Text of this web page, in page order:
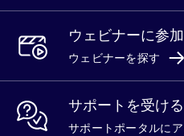
ウェビナーに参
ウェビナーを探す
サポートを受ける
サポートポータルに